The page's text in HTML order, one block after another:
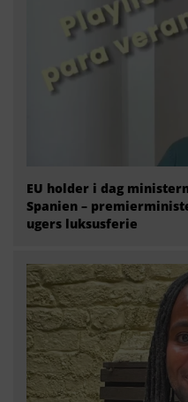
EU holder i dag
Spanien –
ugers luksusferie